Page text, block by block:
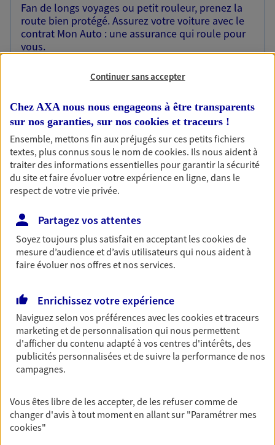
Fan de longs voyages ou petit rouleur, prenez la
route bien protégé. Assurez votre voiture avec le
contrat Mon Auto : une assurance qui roule pour
vous.
Découvrir l'offre Auto
Habitation
Votre logement est unique, comme vous. Le
contrat Ma Maison assure votre sérénité en
protégeant ce qui vous tient à coeur.
Bricoleuse, féru de jardinage, pâtissier en herbe
ou grande lectrice… personne n'est à l'abri d'un
accident du quotidien. Avec Ma Protection
Accident, protégez votre qualité de vie et vos
revenus.
Découvrir l'offre Garantie Accidents de la Vie
OBTENIR UN TARIF EN LIGNE
Continuer sans accepter
Chez AXA nous nous engageons à être transparents
sur nos garanties, sur nos cookies et traceurs !
Ensemble, mettons fin aux préjugés sur ces petits fichiers
textes, plus connus sous le nom decookies. Ils nous aident à
traiter des informations essentielles pour garantir la sécurité
du site et faire évoluer votre expérience en ligne, dans le
respect de votre vie privée.
Partagez vos attentes
Soyez toujours plus satisfait en acceptant lescookiesde
mesure d’audience et d’avis utilisateurs qui nous aident à
faire évoluer nos offres et nos services.
Enrichissez votre expérience
Naviguez selon vos préférences avec lescookies et traceurs
marketing et de personnalisation qui nous permettent
d'afficher du contenu adapté à vos centres d'intérêts, des
publicités personnalisées et de suivre la performance de nos
campagnes.
Vous êtes libre de les accepter, de les refuser comme de
changer d'avis à tout moment en allant sur "Paramétrer mes
cookies"